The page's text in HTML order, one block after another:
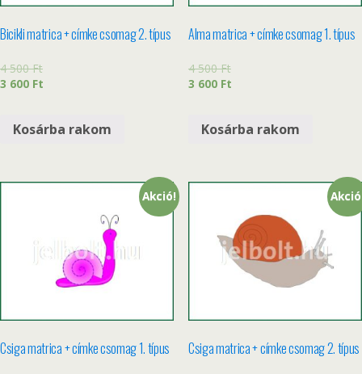
Bicikli matrica + címke csomag 2. típus
4 500Ft
3 600 Ft
Kosárba rakom
Alma matrica + címke csomag 1. típus
4 500Ft
3 600 Ft
Kosárba rakom
Akció!
Csiga matrica + címke csomag 1. típus Csiga matrica + címke csomag 2. típus